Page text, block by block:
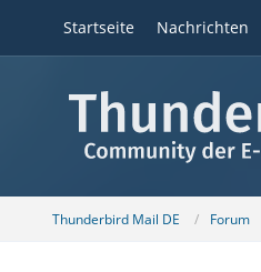
Startseite Nachrichten
Thunderbird Mail DE Forum